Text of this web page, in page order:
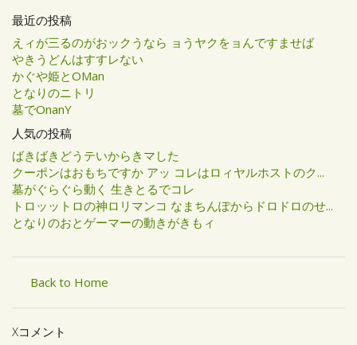
最近の投稿
えィが三るのがおックうなら ョうヤクをョんですませば
やきうどんはすすレない
かぐや姫とOMan
となりのニトリ
墓でOnanY
人気の投稿
ばきばきどうテいからきマした
クーポンはおもちですか アッ コレはロィヤルホストのク...
墓がぐらぐら動く 生きとるでコレ
トロッットロの神ロリマンコ なまちんぽからドロドロのせ...
となりのおとゲーマーの動きがきもィ
Back to Home
Xコメント